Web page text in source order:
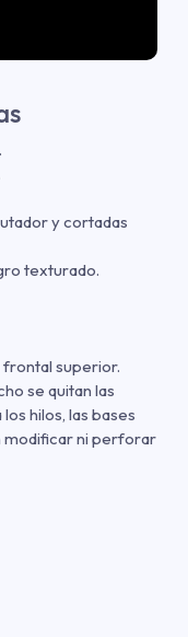
y cortadas
texturado.
frontal superior.
se quitan las
hilos, las bases
modificar ni perforar